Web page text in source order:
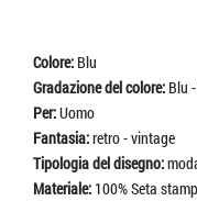
Colore: Blu
Gradazione del colore: Blu
Per:Uomo
Fantasia:retro - vintage
Tipologia del disegno:
Materiale: 100% Seta